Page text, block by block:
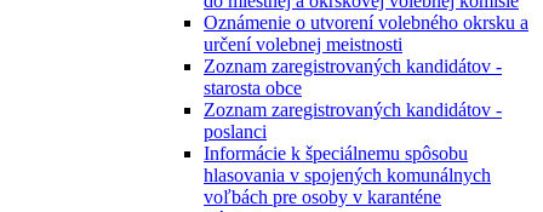
Oznámenie o utvorení volebného okrsku a
určení volebnej meistnosti
Zoznam zaregistrovaných kandidátov -
starosta obce
Zoznam zaregistrovaných kandidátov -
poslanci
Informácie k špeciálnemu spôsobu
hlasovania v spojených komunálnych
voľbách pre osoby v karanténe